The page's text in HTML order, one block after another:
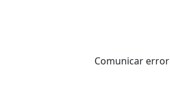
Comunicar error